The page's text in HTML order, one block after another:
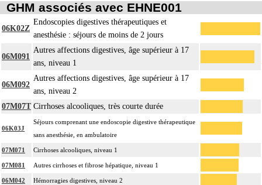
GHM associés avec EHNE001
06K02Z
Endoscopies digestives thérapeutiques et
anesthésie : séjours de moins de 2 jours
06M091
Autres affections digestives, âge supérieur à 17
ans, niveau 1
06M092
Autres affections digestives, âge supérieur à 17
ans, niveau 2
07M07T Cirrhoses alcooliques, très courte durée
06K03J
Séjours comprenant une endoscopie digestive thérapeutique
sans anesthésie, en ambulatoire
07M071 Cirrhoses alcooliques, niveau 1
07M081 Autres cirrhoses et fibrose hépatique, niveau 1
06M042 Hémorragies digestives, niveau 2